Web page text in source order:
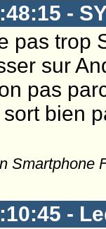
-
pas trop
sur
pas
bien
Smartphone
-